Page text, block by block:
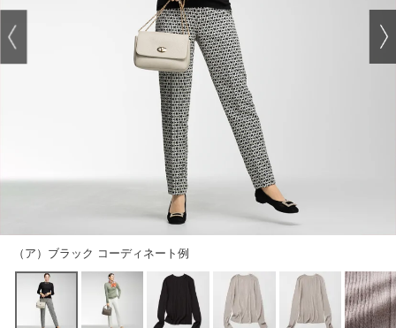
（ア）ブラック コーディネート例